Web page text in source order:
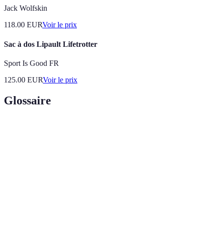
Jack Wolfskin
118.00 EURVoir le prix
Sac à dos Lipault Lifetrotter
Sport Is Good FR
125.00 EURVoir le prix
Glossaire